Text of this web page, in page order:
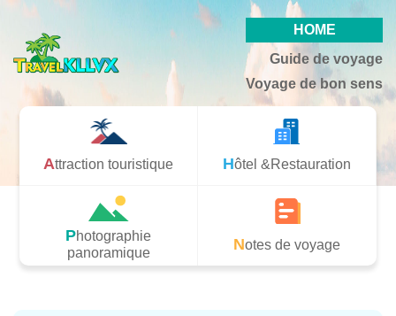
HOME
Guide de voyage
Voyage de bon sens
Attraction touristique Hôtel &Restauration
Photographie
panoramique
Notes de voyage